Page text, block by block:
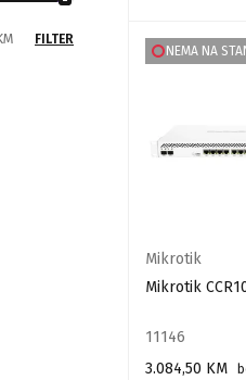
FILTER
NEMA NA
Mikrotik
Mikrotik
11146
3.084,50 KM